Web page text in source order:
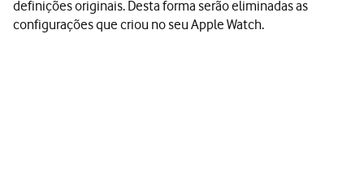
definições originais. Desta forma serão eliminadas as
configurações que criou no seu Apple Watch.